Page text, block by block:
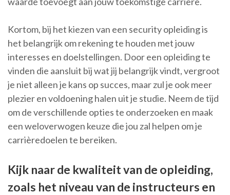
Kortom, bij het kiezen van een security opleiding is
het belangrijk om rekening te houden met jouw
interesses en doelstellingen. Door een opleiding te
vinden die aansluit bij wat jij belangrijk vindt, vergroot
je niet alleen je kans op succes, maar zul je ook meer
plezier en voldoening halen uit je studie. Neem de tijd
om de verschillende opties te onderzoeken en maak
een weloverwogen keuze die jou zal helpen om je
carrièredoelen te bereiken.
Kijk naar de kwaliteit van de opleiding,
zoals het niveau van de instructeurs en